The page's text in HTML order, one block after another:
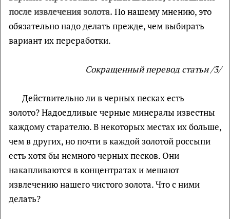
после извлечения золота.По нашему мнению, это
обязательно надо делать прежде, чем выбирать
вариант их переработки.
Сокращенный перевод статьи /3/
Действительно ли в черных песках есть
золото? Надоедливые черные минералы известны
каждому старателю. В некоторых местах их больше,
чем в других, но почти в каждой золотой россыпи
есть хотя бы немного черных песков. Они
накапливаются в концентратах и мешают
извлечению нашего чистого золота. Что с ними
делать?